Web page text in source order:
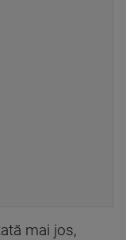
mai jos,